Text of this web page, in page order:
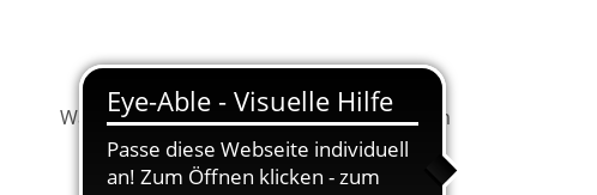
Warenkorb Information Programm